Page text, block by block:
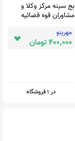
بج سینه مرکز وکلا و
مشاوران قوه قضائیه
مهرینو
400,000 تومان
در 1 فروشگاه